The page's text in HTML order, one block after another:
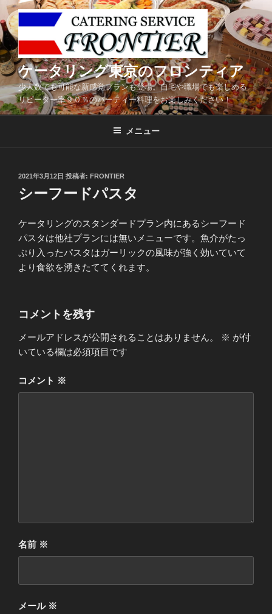
コ
ン
テ
ン
ツ
へ
キ
ケータリング東京のフロンティア
少人数でも可能な新感覚プランも登場。自宅や職場でも楽しめる
リピーター率９０％のパーティー料理をお楽しみください！
メニュー
投
稿
日:
2021年3月12日 投稿者: FRONTIER
シーフードパスタ
ケータリングのスタンダードプラン内にあるシーフード
パスタは他社プランには無いメニューです。魚介がたっ
ぷり入ったパスタはガーリックの風味が強く効いていて
より食欲を湧きたててくれます。
コメントを残す
メールアドレスが公開されることはありません。 ※ が付
いている欄は必須項目です
コメント ※
名前 ※
メール ※